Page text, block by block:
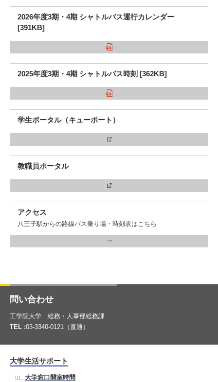
1. Action！x 工学院大学
2. 工学院大学ヒストリー
3. #KUTE VOICE エンジニアリーダーたちの声
5. 遠隔授業リンク集
6. 寄付・ご支援
2026年度3期・4期 シャトルバス運行カレンダー
[391KB]
2025年度3期・4期 シャトルバス時刻 [362KB]
学生ポータル（キューポート）
教職員ポータル
アクセス
八王子駅からの路線バス乗り場・時刻表はこちら
問い合わせ
工学院大学 総務・人事部総務課
TEL :03-3340-0121（直通）
大学生活サポート
大学窓口開室時間